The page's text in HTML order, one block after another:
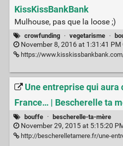
KissKissBankBank
Mulhouse, pas que la loose ;)
crowfunding · vegetarisme ·
November 8, 2016 at 1:31:41 PM
https://www.kisskissbankbank.com/restauration-
Une entreprise qui aura
France… | Bescherelle ta
bouffe · bescherelle-ta-mère
November 29, 2015 at 5:15:20
http://bescherelletamere.fr/une-